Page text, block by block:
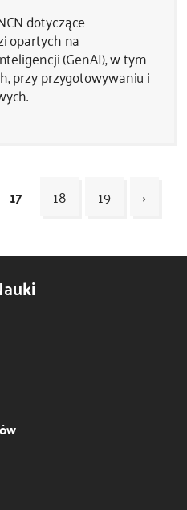
dotyczące
opartych na
(GenAI), w tym
przy przygotowywaniu i
17 18 19
›